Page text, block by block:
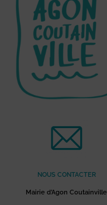
NOUS CONTACTER
Mairie d’Agon Coutainville